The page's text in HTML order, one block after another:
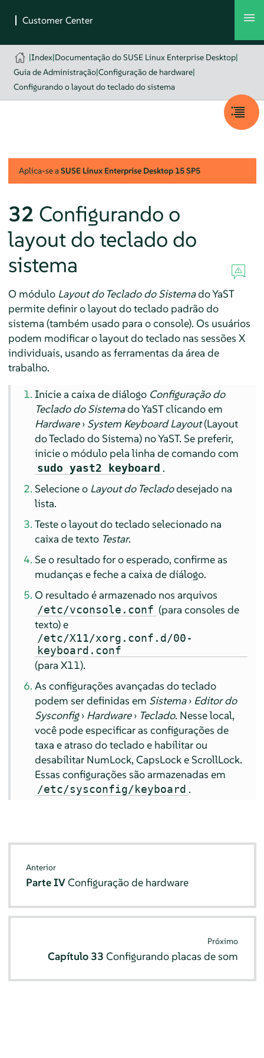
|Index|Documentação do SUSE Linux Enterprise Desktop|
Guia de Administração|Configuração de hardware|
Configurando o layout do teclado do sistema
Aplica-se aSUSE Linux Enterprise Desktop 15 SP5
32 Configurando o
layout do teclado do
sistema
O módulo Layout do Teclado do Sistemado YaST
permite definir o layout do teclado padrão do
sistema (também usado para o console). Os usuários
podem modificar o layout do teclado nas sessões X
individuais, usando as ferramentas da área de
trabalho.
Inicie a caixa de diálogo Configuração do
Teclado do Sistemado YaST clicando em
Hardware› System Keyboard Layout(Layout
do Teclado do Sistema) no YaST. Se preferir,
inicie o módulo pela linha de comando com
sudo yast2 keyboard .
Selecione o Layout do Tecladodesejado na
lista.
Teste o layout do teclado selecionado na
caixa de texto Testar.
Se o resultado for o esperado, confirme as
mudanças e feche a caixa de diálogo.
O resultado é armazenado nos arquivos
/etc/vconsole.conf (para consoles de
texto) e
/etc/X11/xorg.conf.d/00-
keyboard.conf
(para X11).
As configurações avançadas do teclado
podem ser definidas em Sistema› Editor do
Sysconfig› Hardware› Teclado. Nesse local,
você pode especificar as configurações de
taxa e atraso do teclado e habilitar ou
desabilitar NumLock, CapsLock e ScrollLock.
Essas configurações são armazenadas em
/etc/sysconfig/keyboard .
Anterior
Parte IVConfiguração de hardware
Próximo
Capítulo 33 Configurando placas de som